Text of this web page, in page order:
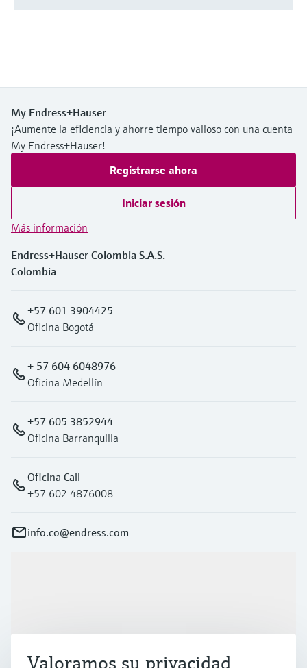
My Endress+Hauser
¡Aumente la eficiencia y ahorre tiempo valioso con una cuenta
My Endress+Hauser!
Registrarse ahora
Iniciar sesión
Más información
Endress+Hauser Colombia S.A.S.
Colombia
+57 601 3904425
Oficina Bogotá
+ 57 604 6048976
Oficina Medellín
+57 605 3852944
Oficina Barranquilla
Oficina Cali
+57 602 4876008
info.co@endress.com
Valoramos su privacidad